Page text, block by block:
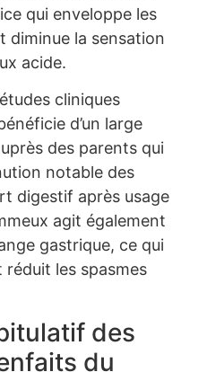
qui enveloppe les
diminue la sensation
acide.
cliniques
d’un large
des parents qui
notable des
digestif après usage
agit également
gastrique, ce qui
les spasmes
des
du